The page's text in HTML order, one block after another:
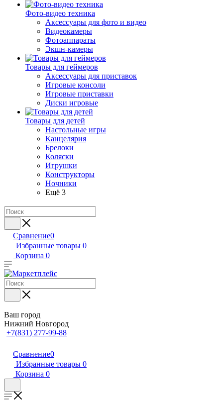
Фото-видео техника
Аксессуары для фото и видео
Видеокамеры
Фотоаппараты
Экшн-камеры
Товары для геймеров
Аксессуары для приставок
Игровые консоли
Игровые приставки
Диски игровые
Товары для детей
Настольные игры
Канцелярия
Брелоки
Коляски
Игрушки
Конструкторы
Ночники
Ещё 3
Сравнение0
Избранные товары 0
Корзина 0
Ваш город
Нижний Новгород
+7(831) 277-99-88
Сравнение0
Избранные товары 0
Корзина 0